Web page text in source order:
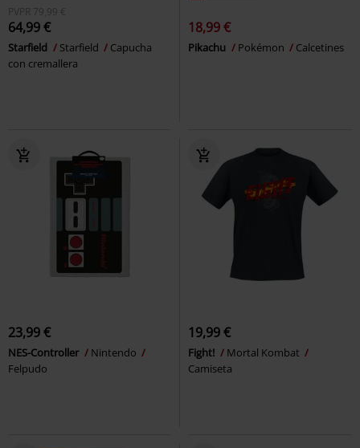
PVPR 79,99 €
64,99 €
Starfield Starfield
Capucha
con cremallera
18,99 €
Pikachu Pokémon Calcetines
23,99 €
NES-Controller
Nintendo
Felpudo
19,99 €
Fight!
Mortal Kombat
Camiseta